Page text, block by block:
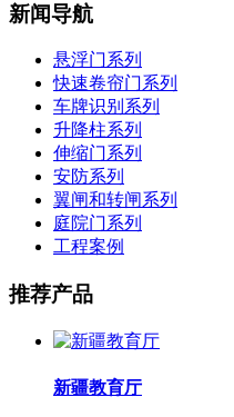
新闻导航
悬浮门系列
快速卷帘门系列
车牌识别系列
升降柱系列
伸缩门系列
安防系列
翼闸和转闸系列
庭院门系列
工程案例
推荐产品
新疆教育厅